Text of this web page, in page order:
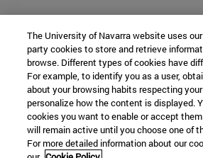
The University of Navarra website uses
party cookies to store and retrieve
browse. Different types of cookies have
For example, to identify you as a user,
about your browsing habits respecting
personalize how the content is displayed.
cookies you want to enable or accept
will remain active until you choose one of
For more detailed information about our